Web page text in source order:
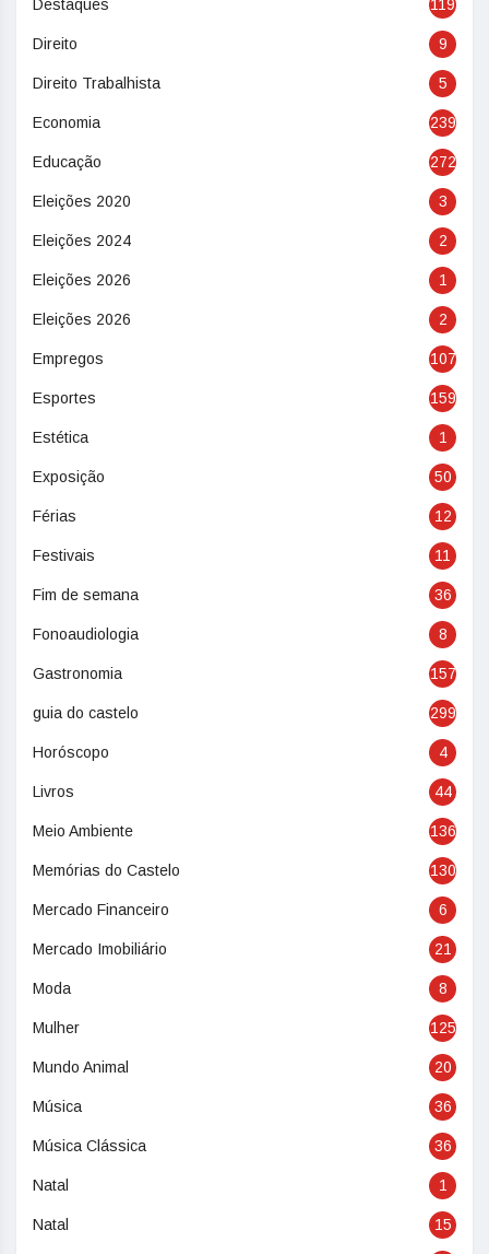
Destaques 119
Direito 9
Direito Trabalhista 5
Economia 239
Educação 272
Eleições 2020 3
Eleições 2024 2
Eleições 2026 1
Eleições 2026 2
Empregos 107
Esportes 159
Estética 1
Exposição 50
Férias 12
Festivais 11
Fim de semana 36
Fonoaudiologia 8
Gastronomia 157
guia do castelo 299
Horóscopo 4
Livros 44
Meio Ambiente 136
Memórias do Castelo 130
Mercado Financeiro 6
Mercado Imobiliário 21
Moda 8
Mulher 125
Mundo Animal 20
Música 36
Música Clássica 36
Natal 1
Natal 15